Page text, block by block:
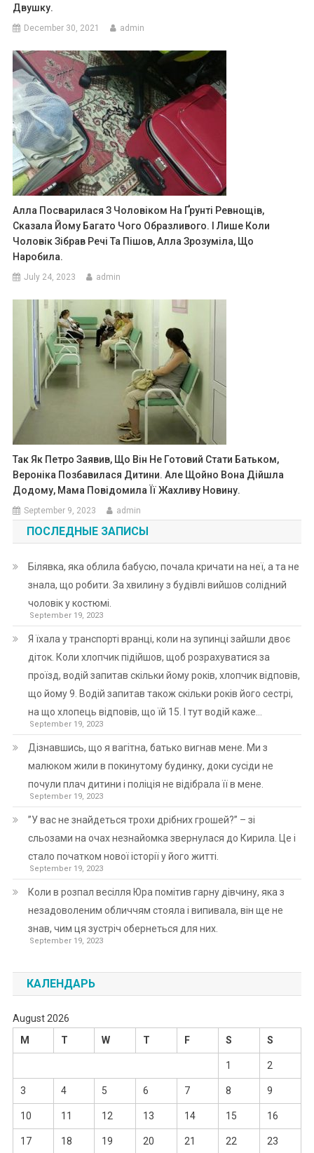
Двушку.
December 30, 2021 admin
Алла Посварилася З Чоловіком На Ґрунті Ревнощів,
Сказала Йому Багато Чого Образливого. І Лише Коли
Чоловік Зібрав Речі Та Пішов, Алла Зрозуміла, Що
Наробила.
July 24, 2023 admin
Так Як Петро Заявив, Що Він Не Готовий Стати Батьком,
Вероніка Позбавилася Дитини. Але Щойно Вона Дійшла
Додому, Мама Повідомила Її Жахливу Новину.
September 9, 2023 admin
ПОСЛЕДНЫЕ ЗАПИСЫ
Білявка, яка облила бабусю, почала кричати на неї, а та не
знала, що робити. За хвилину з будівлі вийшов солідний
чоловік у костюмі.
September 19, 2023
Я їхала у транспорті вранці, коли на зупинці зайшли двоє
діток. Коли хлопчик підійшов, щоб розрахуватися за
проїзд, водій запитав скільки йому років, хлопчик відповів,
що йому 9. Водій запитав також скільки років його сестрі,
на що хлопець відповів, що їй 15. І тут водій каже…
September 19, 2023
Дізнавшись, що я вагітна, батько вигнав мене. Ми з
малюком жили в покинутому будинку, доки сусіди не
почули плач дитини і поліція не відібрала її в мене.
September 19, 2023
”У вас не знайдеться трохи дрібних грошей?” – зі
сльозами на очах незнайомка звернулася до Кирила. Це і
стало початком нової історії у його житті.
September 19, 2023
Коли в розпал весілля Юра помітив гарну дівчину, яка з
незадоволеним обличчям стояла і випивала, він ще не
знав, чим ця зустріч обернеться для них.
September 19, 2023
КАЛЕНДАРЬ
August 2026
M
T W T F S S
1 2
3 4 5 6 7 8 9
10 11 12 13 14 15 16
17 18 19 20 21 22 23